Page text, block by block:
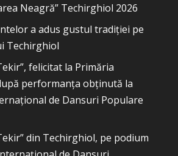
Neagră” Techirghiol 2026
a adus gustul tradiției pe
Techirghiol
felicitat la Primăria
performanța obținută la
de Dansuri Populare
din Techirghiol, pe podium